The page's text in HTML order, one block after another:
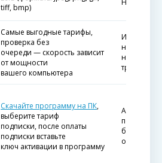
tiff, bmp)
Нет
Самые выгодные тарифы,
проверка без
очереди — скорость зависит
от мощности
вашего компьютера
нужно
тратить
Скачайте программу на ПК,
выберите тариф
подписки, после оплаты
подписки вставьте
ключ активации в программу
пополните
баланс и
онлайн-